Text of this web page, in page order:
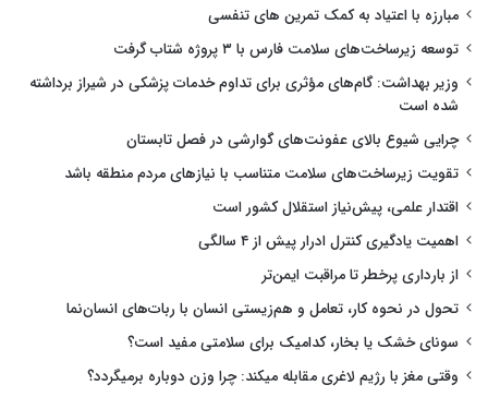
مبارزه با اعتیاد به کمک تمرین های تنفسی
توسعه زیرساخت‌های سلامت فارس با ۳ پروژه شتاب گرفت
وزیر بهداشت: گام‌های مؤثری برای تداوم خدمات پزشکی در شیراز برداشته
شده است
چرایی شیوع بالای عفونت‌های گوارشی در فصل تابستان
تقویت زیرساخت‌های سلامت متناسب با نیازهای مردم منطقه باشد
اقتدار علمی، پیش‌نیاز استقلال کشور است
اهمیت یادگیری کنترل ادرار پیش از ۴ سالگی
از بارداری پرخطر تا مراقبت ایمن‌تر
تحول در نحوه کار، تعامل و هم‌زیستی انسان با ربات‌های انسان‌نما
سونای خشک یا بخار، کدامیک برای سلامتی مفید است؟
وقتی مغز با رژیم لاغری مقابله میکند: چرا وزن دوباره برمیگردد؟